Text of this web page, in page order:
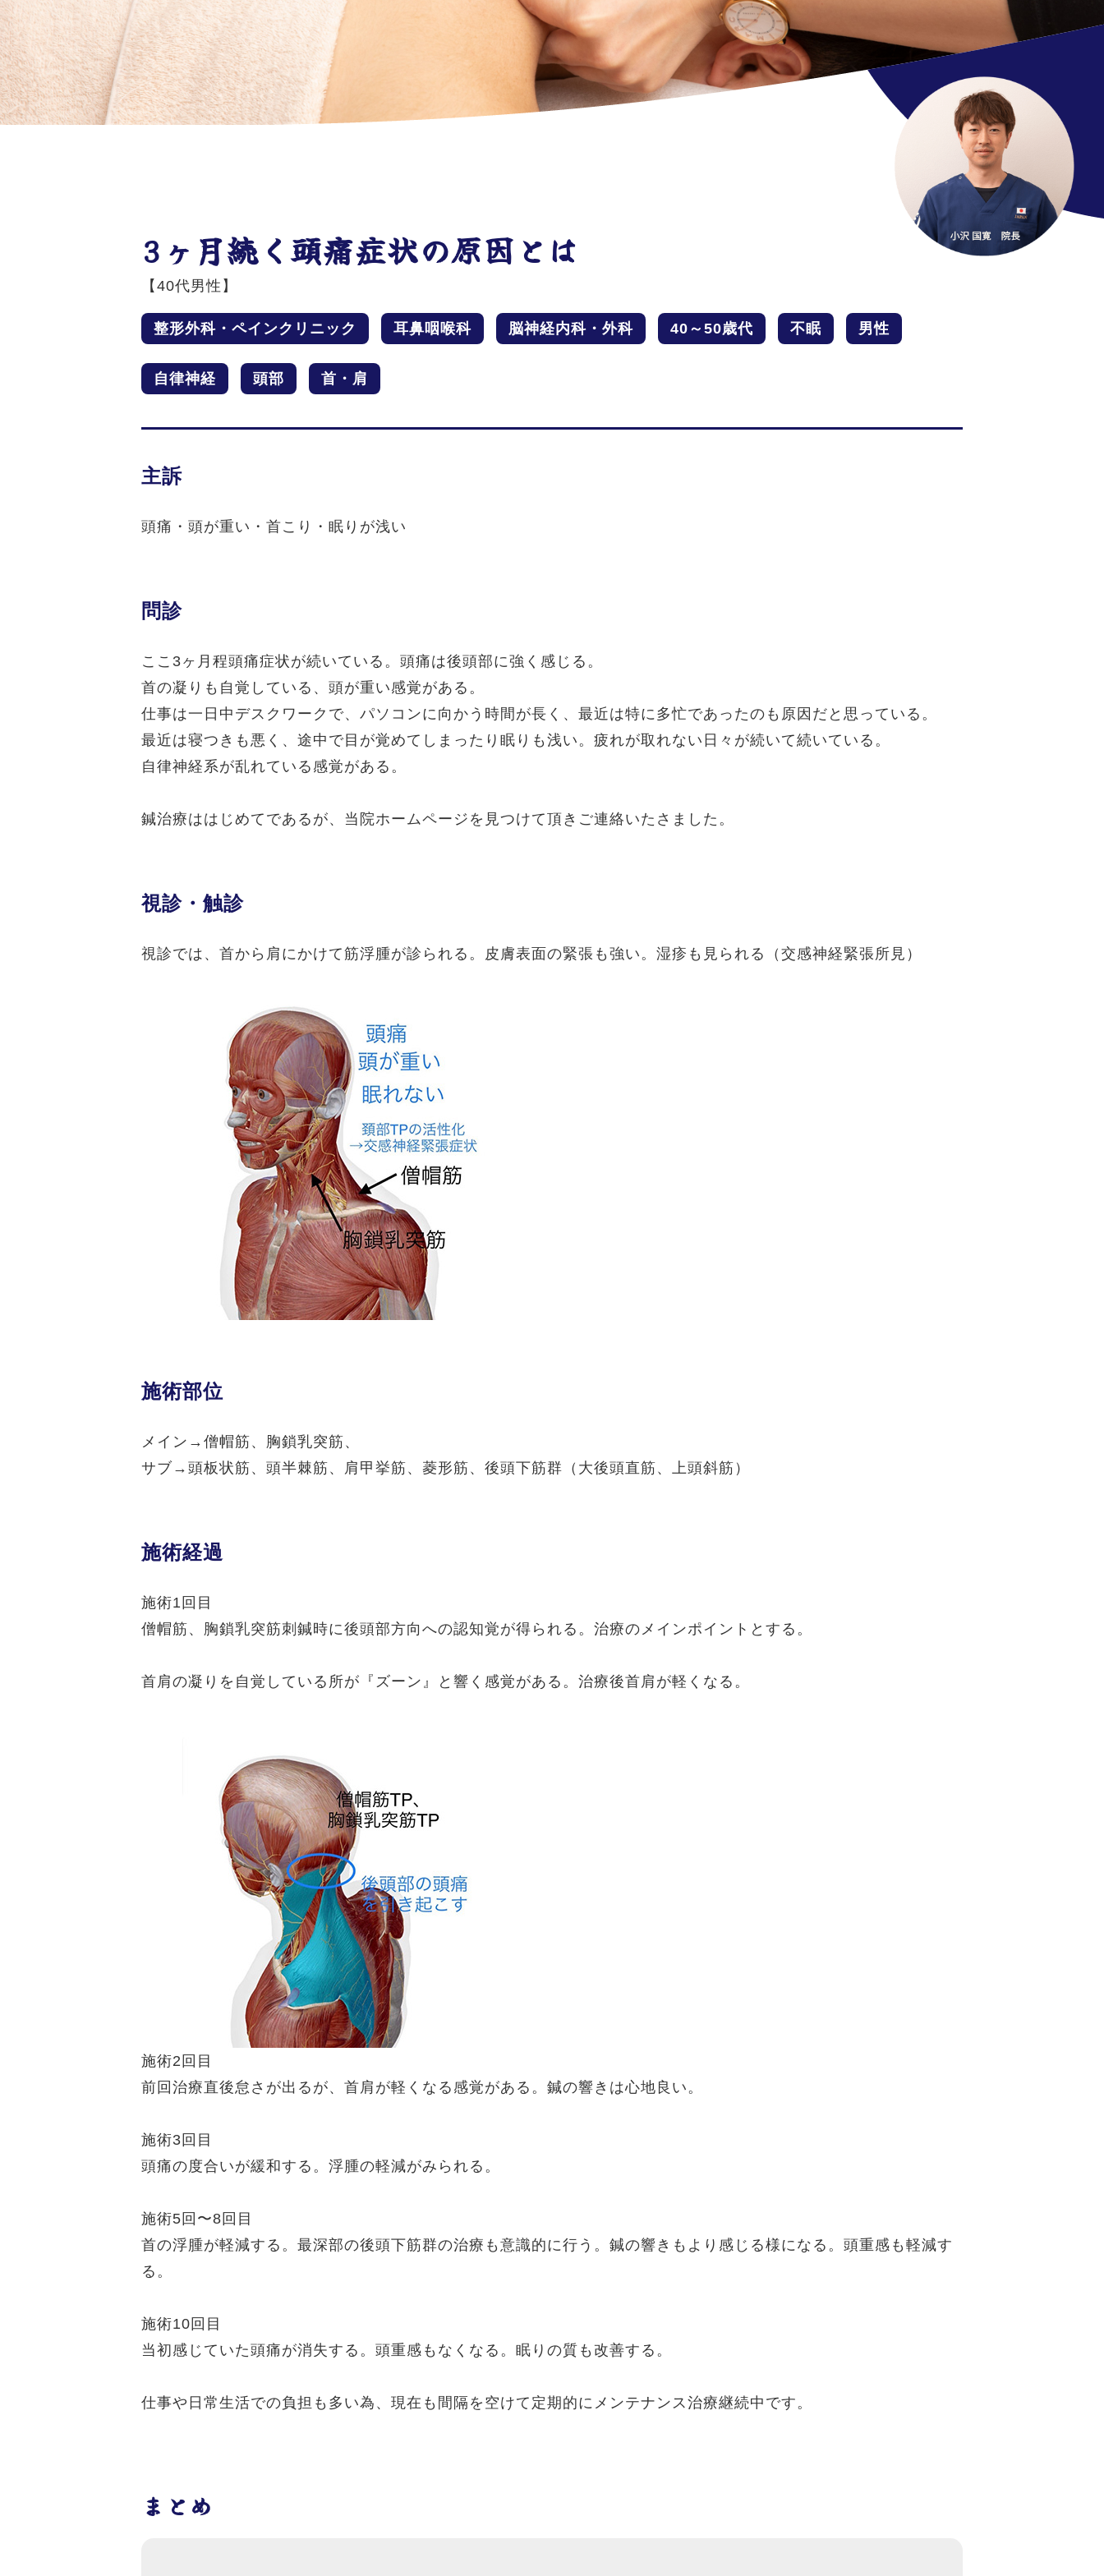
3ヶ月続く頭痛症状の原因とは
【40代男性】
整形外科・ペインクリニック 耳鼻咽喉科 脳神経内科・外科 40～50歳代 不眠 男性
自律神経 頭部 首・肩
主訴
頭痛・頭が重い・首こり・眠りが浅い
問診
ここ3ヶ月程頭痛症状が続いている。頭痛は後頭部に強く感じる。
首の凝りも自覚している、頭が重い感覚がある。
仕事は一日中デスクワークで、パソコンに向かう時間が長く、最近は特に多忙であったのも原因だと思っている。
最近は寝つきも悪く、途中で目が覚めてしまったり眠りも浅い。疲れが取れない日々が続いて続いている。
自律神経系が乱れている感覚がある。
鍼治療ははじめてであるが、当院ホームページを見つけて頂きご連絡いたさました。
視診・触診
視診では、首から肩にかけて筋浮腫が診られる。皮膚表面の緊張も強い。湿疹も見られる（交感神経緊張所見）
施術部位
メイン→僧帽筋、胸鎖乳突筋、
サブ→頭板状筋、頭半棘筋、肩甲挙筋、菱形筋、後頭下筋群（大後頭直筋、上頭斜筋）
施術経過
施術1回目
僧帽筋、胸鎖乳突筋刺鍼時に後頭部方向への認知覚が得られる。治療のメインポイントとする。
首肩の凝りを自覚している所が『ズーン』と響く感覚がある。治療後首肩が軽くなる。
施術2回目
前回治療直後怠さが出るが、首肩が軽くなる感覚がある。鍼の響きは心地良い。
施術3回目
頭痛の度合いが緩和する。浮腫の軽減がみられる。
施術5回〜8回目
首の浮腫が軽減する。最深部の後頭下筋群の治療も意識的に行う。鍼の響きもより感じる様になる。頭重感も軽減す
る。
施術10回目
当初感じていた頭痛が消失する。頭重感もなくなる。眠りの質も改善する。
仕事や日常生活での負担も多い為、現在も間隔を空けて定期的にメンテナンス治療継続中です。
まとめ